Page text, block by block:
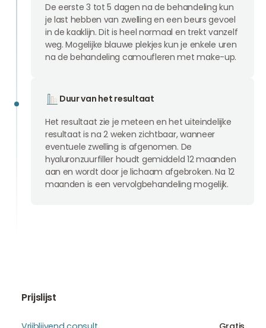
De eerste 3 tot 5 dagen na de behandeling kun
je last hebben van zwelling en een beurs gevoel
in de kaaklijn. Dit is heel normaal en trekt vanzelf
weg. Mogelijke blauwe plekjes kun je enkele uren
na de behandeling camoufleren met make-up.
Duur van het resultaat
Het resultaat zie je meteen en het uiteindelijke
resultaat is na 2 weken zichtbaar, wanneer
eventuele zwelling is afgenomen. De
hyaluronzuurfiller houdt gemiddeld 12 maanden
aan en wordt door je lichaam afgebroken. Na 12
maanden is een vervolgbehandeling mogelijk.
Prijslijst